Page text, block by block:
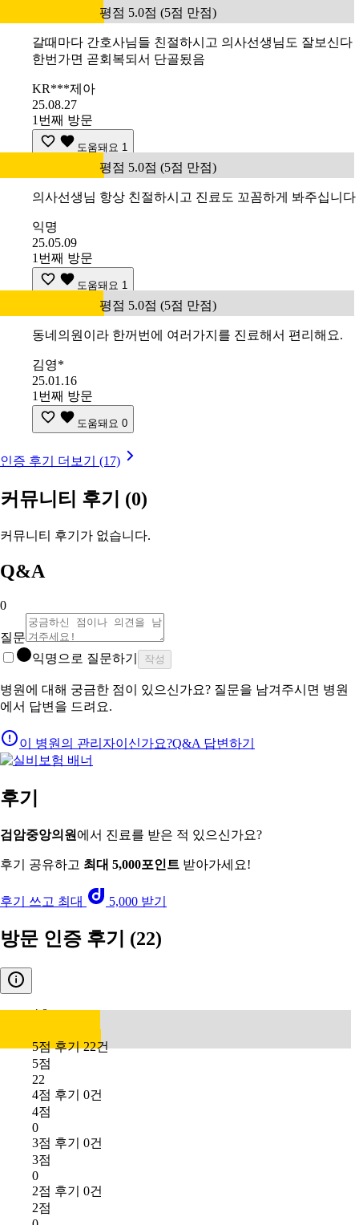
평점 5.0점 (5점 만점)
갈때마다 간호사님들 친절하시고 의사선생님도 잘보신다
한번가면 곧회복되서 단골됬음
KR***제아
25.08.27
1번째 방문
도움돼요 1
평점 5.0점 (5점 만점)
의사선생님 항상 친절하시고 진료도 꼬꼼하게 봐주십니다
익명
25.05.09
1번째 방문
도움돼요 1
평점 5.0점 (5점 만점)
동네의원이라 한꺼번에 여러가지를 진료해서 편리해요.
김영*
25.01.16
1번째 방문
도움돼요 0
인증 후기 더보기 (17)
커뮤니티 후기 (0)
커뮤니티 후기가 없습니다.
Q&A
0
질문
익명으로 질문하기
작성
병원에 대해 궁금한 점이 있으신가요? 질문을 남겨주시면 병원
에서 답변을 드려요.
이 병원의 관리자이신가요?Q&A 답변하기
후기
검암중앙의원 에서 진료를 받은 적 있으신가요?
후기 공유하고 최대 5,000포인트 받아가세요!
후기 쓰고 최대 5,000 받기
방문 인증 후기 (22)
4.8
5점 후기 22건
5점
22
4점 후기 0건
4점
0
3점 후기 0건
3점
0
2점 후기 0건
2점